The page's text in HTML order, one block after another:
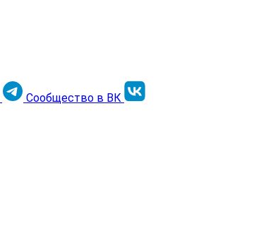
Сообщество в ВК